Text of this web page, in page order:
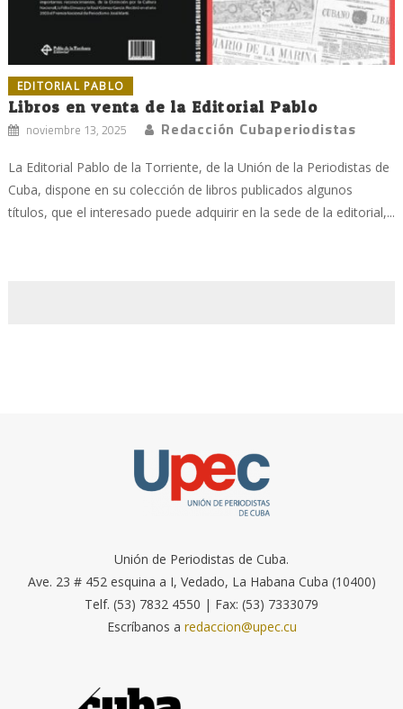
EDITORIAL PABLO
Libros en venta de la Editorial Pablo
noviembre 13, 2025 Redacción Cubaperiodistas
La Editorial Pablo de la Torriente, de la Unión de la Periodistas de
Cuba, dispone en su colección de libros publicados algunos
títulos, que el interesado puede adquirir en la sede de la editorial,...
Unión de Periodistas de Cuba.
Ave. 23 # 452 esquina a I, Vedado, La Habana Cuba (10400)
Telf. (53) 7832 4550 | Fax: (53) 7333079
Escríbanos a redaccion@upec.cu